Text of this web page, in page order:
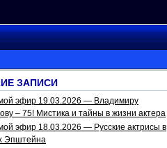
ЗАПИСИ
эфир 19.03.2026 — Владимиру
– 75! Мистика и тайны в жизни актера
эфир 18.03.2026 — Русские актрисы в
Эпштейна